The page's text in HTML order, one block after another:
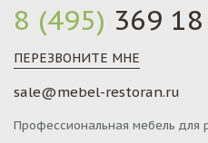
8 (495) 369
ПЕРЕЗВОНИТЕ МНЕ
sale@mebel-restoran.ru
Профессиональная мебель для